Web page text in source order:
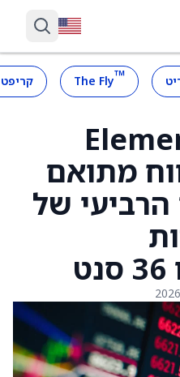
™
The Fly
מתואם
הרביעי של